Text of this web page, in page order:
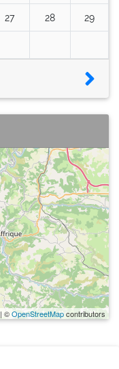
27 28 29
| ©OpenStreetMapcontributors